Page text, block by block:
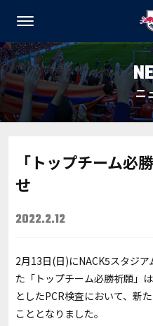
ニ
「トップチーム必
せ
2022.2.12
2月13日(日)にNACK5スタジ
た「トップチーム必勝祈願」
としたPCR検査において、新
こととなりました。